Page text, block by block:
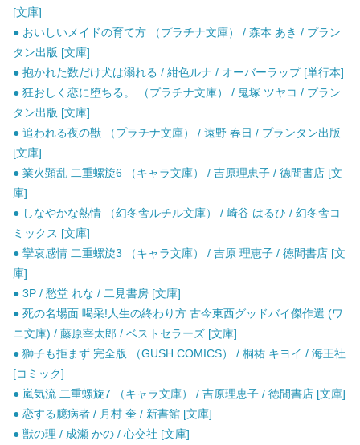
[文庫]
● おいしいメイドの育て方 （プラチナ文庫） / 森本 あき / プラン
タン出版 [文庫]
● 抱かれた数だけ犬は溺れる / 紺色ルナ / オーバーラップ [単行本]
● 狂おしく恋に堕ちる。 （プラチナ文庫） / 鬼塚 ツヤコ / プラン
タン出版 [文庫]
● 追われる夜の獣 （プラチナ文庫） / 遠野 春日 / プランタン出版
[文庫]
● 業火顕乱 二重螺旋6 （キャラ文庫） / 吉原理恵子 / 徳間書店 [文
庫]
● しなやかな熱情 （幻冬舎ルチル文庫） / 崎谷 はるひ / 幻冬舎コ
ミックス [文庫]
● 攣哀感情 二重螺旋3 （キャラ文庫） / 吉原 理恵子 / 徳間書店 [文
庫]
● 3P / 愁堂 れな / 二見書房 [文庫]
● 死の名場面 喝采!人生の終わり方 古今東西グッドバイ傑作選 (ワ
ニ文庫) / 藤原宰太郎 / ベストセラーズ [文庫]
● 獅子も拒まず 完全版 （GUSH COMICS） / 桐祐 キヨイ / 海王社
[コミック]
● 嵐気流 二重螺旋7 （キャラ文庫） / 吉原理恵子 / 徳間書店 [文庫]
● 恋する臆病者 / 月村 奎 / 新書館 [文庫]
● 獣の理 / 成瀬 かの / 心交社 [文庫]